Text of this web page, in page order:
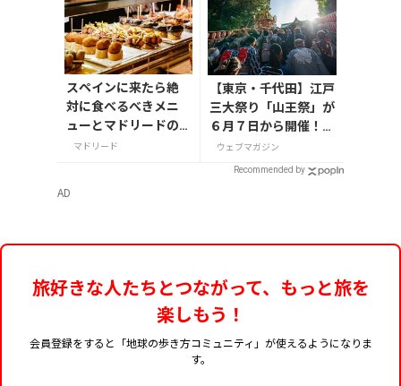
スペインに来たら絶
対に食べるべきメニ
ューとマドリードの
おすすめ店
マドリード
【東京・千代田】江戸
三大祭り「山王祭」が
６月７日から開催！2
年に1度の「神幸祭」
で都心を巡行も
ウェブマガジン
Recommended by
AD
旅好きな人たちとつながって、もっと旅を
楽しもう！
会員登録をすると「地球の歩き方コミュニティ」が使えるようになりま
す。